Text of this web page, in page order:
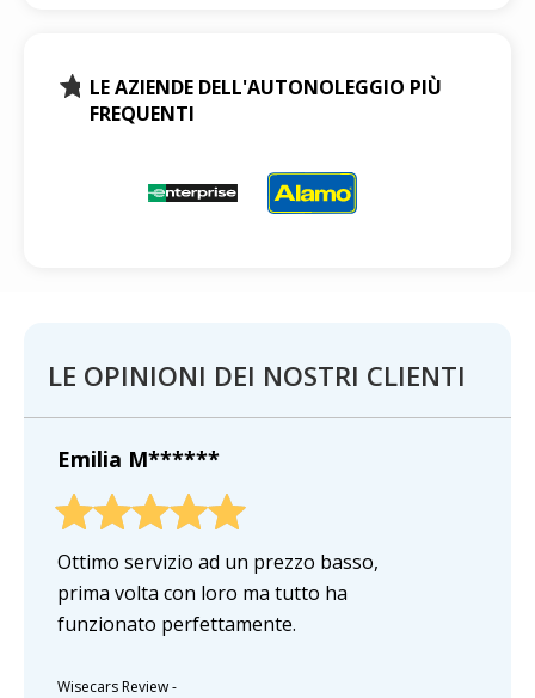
LE AZIENDE DELL'AUTONOLEGGIO PIÙ
FREQUENTI
LE OPINIONI DEI NOSTRI CLIENTI
Emilia M******
Ottimo servizio ad un prezzo basso,
prima volta con loro ma tutto ha
funzionato perfettamente.
Wisecars Review-